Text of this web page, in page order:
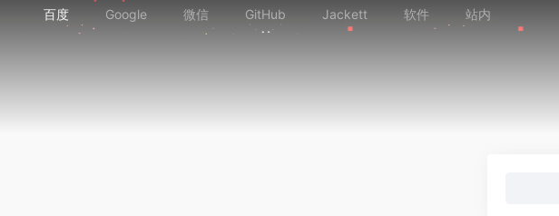
百度 Google 微信 GitHub Jackett 软件 站内